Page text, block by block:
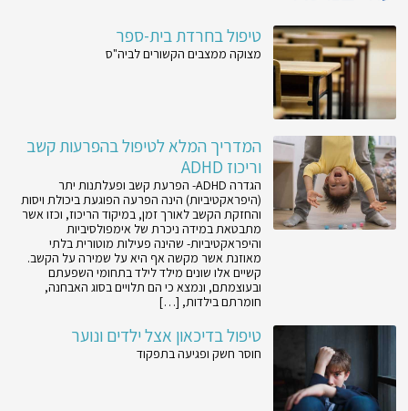
טיפול בחרדת בית-ספר
מצוקה ממצבים הקשורים לביה"ס
המדריך המלא לטיפול בהפרעות קשב
וריכוז ADHD
הגדרה ADHD- הפרעת קשב ופעלתנות יתר
(היפראקטיביות) הינה הפרעה הפוגעת ביכולת ויסות
והחזקת הקשב לאורך זמן, במיקוד הריכוז, וכזו אשר
מתבטאת במידה ניכרת של אימפולסיביות
והיפראקטיביות- שהינה פעילות מוטורית בלתי
מאוזנת אשר מקשה אף היא על שמירה על הקשב.
קשיים אלו שונים מילד לילד בתחומי השפעתם
ובעוצמתם, ונמצא כי הם תלויים בסוג האבחנה,
חומרתם בילדות, […]
טיפול בדיכאון אצל ילדים ונוער
חוסר חשק ופגיעה בתפקוד